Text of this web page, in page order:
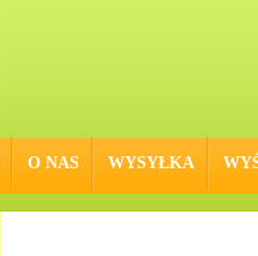
O NAS WYSYŁKA